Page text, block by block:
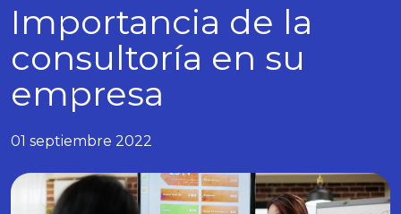
Importancia de la
consultoría en su
empresa
01 septiembre 2022